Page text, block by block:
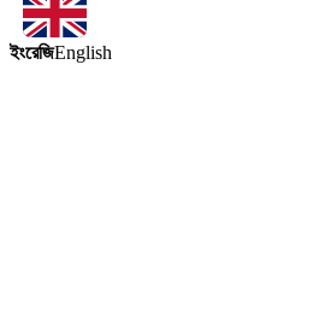
ইংরেজিEnglish